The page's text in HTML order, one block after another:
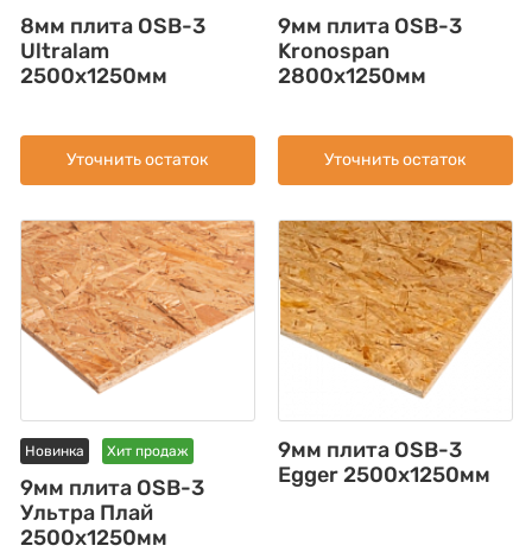
8мм плита OSB-3
Ultralam
2500x1250мм
Уточнить остаток
9мм плита OSB-3
Kronospan
2800x1250мм
Уточнить остаток
Новинка Хит продаж
9мм плита OSB-3
Ультра Плай
2500x1250мм
9мм плита OSB-3
Egger 2500х1250мм